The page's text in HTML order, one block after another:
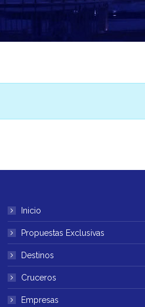
Inicio
Propuestas Exclusivas
Destinos
Cruceros
Empresas